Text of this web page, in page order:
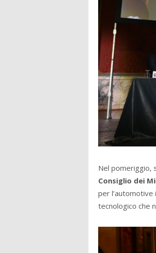
Nel pomeriggio,
Consiglio dei
per
tecnologico che